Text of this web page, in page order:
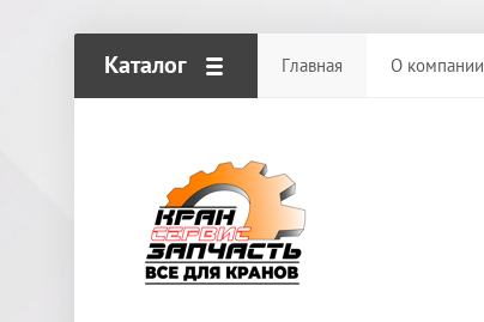
Каталог Главная О компании